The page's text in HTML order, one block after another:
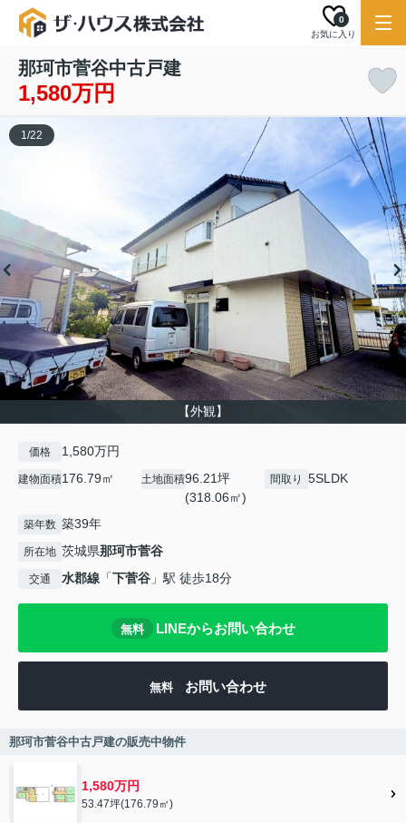
お気に入り
0
那珂市菅谷中古戸建
1,580万円
【外観】
1/22
価格 1,580万円
建物面積176.79㎡ 土地面積96.21坪
(318.06㎡)
間取り 5SLDK
築年数 築39年
所在地 茨城県那珂市菅谷
交通 水郡線 「下菅谷 」駅 徒歩18分
無料 LINEからお問い合わせ
無料 お問い合わせ
那珂市菅谷中古戸建の販売中物件
1,580万円
53.47坪(176.79㎡)